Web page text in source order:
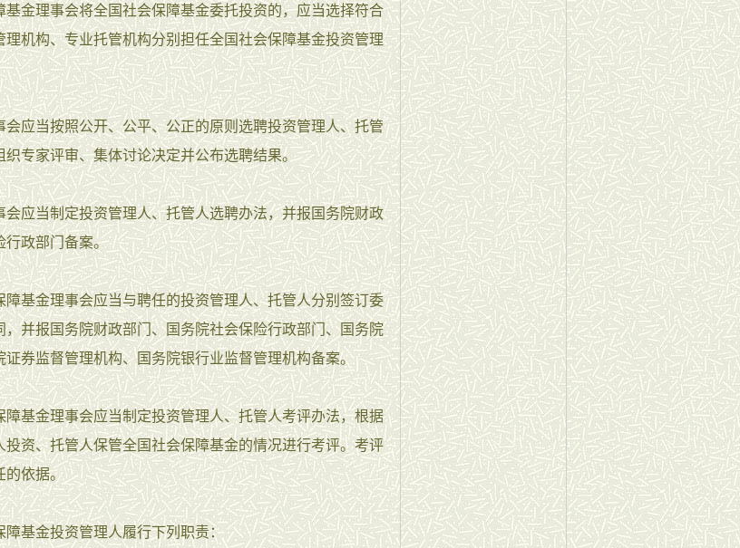
金理事会将全国社会保障基金委托投资的，应当选择符合
理机构、专业托管机构分别担任全国社会保障基金投资管理
会应当按照公开、公平、公正的原则选聘投资管理人、托管
专家评审、集体讨论决定并公布选聘结果。
会应当制定投资管理人、托管人选聘办法，并报国务院财政
行政部门备案。
基金理事会应当与聘任的投资管理人、托管人分别签订委
，并报国务院财政部门、国务院社会保险行政部门、国务院
证券监督管理机构、国务院银行业监督管理机构备案。
基金理事会应当制定投资管理人、托管人考评办法，根据
投资、托管人保管全国社会保障基金的情况进行考评。考评
的依据。
基金投资管理人履行下列职责：